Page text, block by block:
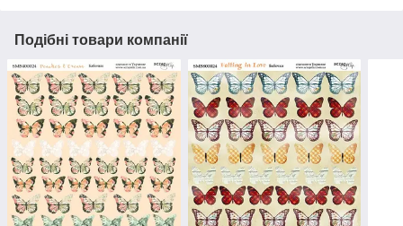
Подібні товари компанії